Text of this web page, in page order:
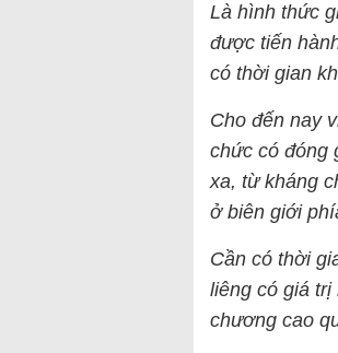
Là hình thức
được tiến
có thời gian
Cho đến nay
chức có đóng
xa, từ kháng
ở biên giới
Cần có thời
liêng có giá
chương cao